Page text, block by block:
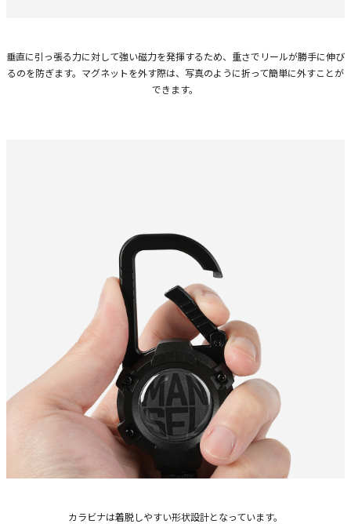
垂直に引っ張る力に対して強い磁力を発揮するため、重さでリールが勝手に伸び
るのを防ぎます。マグネットを外す際は、写真のように折って簡単に外すことが
できます。
カラビナは着脱しやすい形状設計となっています。